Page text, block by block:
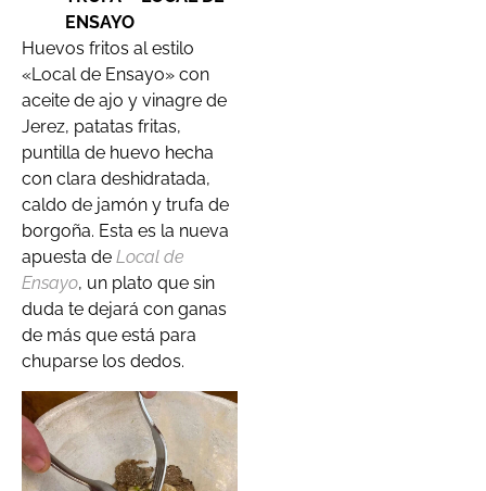
ENSAYO
Huevos fritos al estilo
«Local de Ensayo» con
aceite de ajo y vinagre de
Jerez, patatas fritas,
puntilla de huevo hecha
con clara deshidratada,
caldo de jamón y trufa de
borgoña. Esta es la nueva
apuesta de Local de
Ensayo, un plato que sin
duda te dejará con ganas
de más que está para
chuparse los dedos.